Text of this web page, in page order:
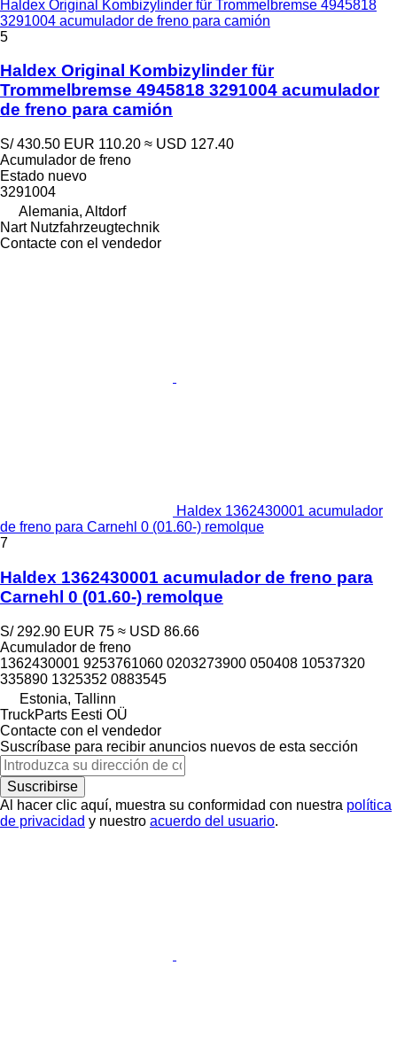
Haldex Original Kombizylinder für Trommelbremse 4945818
3291004 acumulador de freno para camión
5
Haldex Original Kombizylinder für
Trommelbremse 4945818 3291004 acumulador
de freno para camión
S/ 430.50 EUR 110.20 ≈ USD 127.40
Acumulador de freno
Estado nuevo
3291004
Alemania, Altdorf
Nart Nutzfahrzeugtechnik
Contacte con el vendedor
Haldex 1362430001 acumulador
de freno para Carnehl 0 (01.60-) remolque
7
Haldex 1362430001 acumulador de freno para
Carnehl 0 (01.60-) remolque
S/ 292.90 EUR 75 ≈ USD 86.66
Acumulador de freno
1362430001 9253761060 0203273900 050408 10537320
335890 1325352 0883545
Estonia, Tallinn
TruckParts Eesti OÜ
Contacte con el vendedor
Suscríbase para recibir anuncios nuevos de esta sección
Suscribirse
Al hacer clic aquí, muestra su conformidad con nuestra política
de privacidad y nuestro acuerdo del usuario.